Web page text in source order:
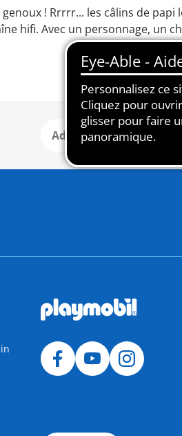
! Rrrrr... les câlins de
hifi. Avec un personnage, un